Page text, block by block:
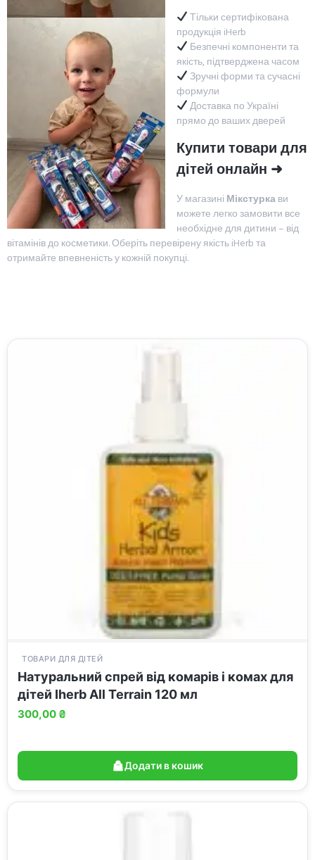
Тільки сертифікована
продукція iHerb
Безпечні компоненти та
якість, підтверджена часом
Зручні форми та сучасні
формули
Доставка по Україні
прямо до ваших дверей
Купити товари для
дітей онлайн ➜
У магазині Мікстуркави
можете легко замовити все
необхідне для дитини – від
вітамінів до косметики. Оберіть перевірену якість iHerb та
отримайте впевненість у кожній покупці.
ТОВАРИ ДЛЯ ДІТЕЙ
Натуральний спрей від комарів і комах для
дітей Iherb All Terrain 120 мл
300,00 ₴
Додати в кошик